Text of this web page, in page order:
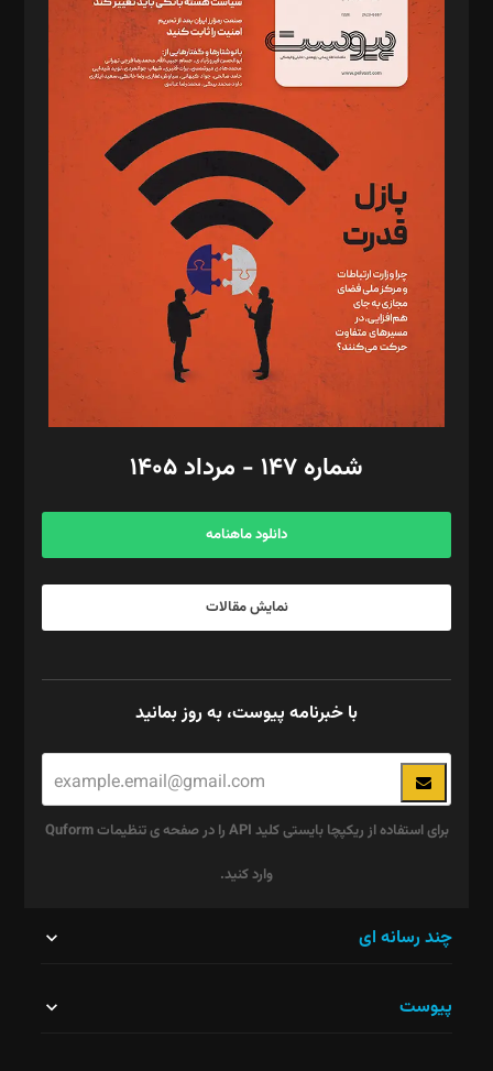
د‌بیر ناداستان: سمانه سمیع
د‌بیر خدمت و تجارت: ابوالفضل رجبی
د‌بیر حقوق فناوری: حسام‌الدین ایپکچی
د‌بیر پیوست جهان: مینا پاکدل
د‌بیر تحریریه آنلاین: بابک نقاش
تحریریه‌: مجتبی محمود‌ی، آرش برهمند، یسنا امان‌پور، سروش کرمیان،
مصطفی مسجدی آرانی، ابوالفضل رجبی، زهرا فکرانه، فائزه فتحی
رستمی،مصطفی باستان
ویرایش: نگار استاد‌‌آقا
طراح یونیفرم: مجید توکلی
فیلمبرداری و عکاسی: امیر شفیعی، مانی لطفی زاده
گرافیک و صفحه‌آرایی: سید‌سبحان‌علی ثابت
مد‌یر توسعه تجاری: کامبیز برید‌
امور مالی: شاپور رهبری، محمد‌ کاظمی‌نیا
آگهی و مشترکین: ۰۹۱۹۹۹۹۰۴۵۴
شماره ۱۴۷ - مرداد ۱۴۰۵
دانلود ماهنامه
نمایش مقالات
با خبرنامه پیوست، به روز بمانید
برای استفاده از ریکپچا بایستی کلید API را در صفحه ی تنظیمات Quform
وارد کنید.
نباید
چند رسانه ای
پیوست